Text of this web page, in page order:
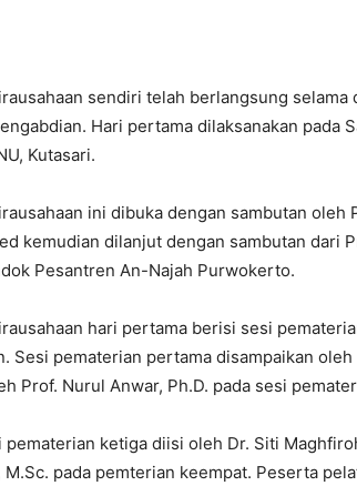
sendiri telah berlangsung selama
Hari pertama dilaksanakan pada
Kutasari.
ini dibuka dengan sambutan oleh
kemudian dilanjut dengan sambutan dari
Pesantren An-Najah Purwokerto.
hari pertama berisi sesi
Sesi pematerian pertama disampaikan oleh
Prof. Nurul Anwar, Ph.D. pada sesi
pematerian ketiga diisi oleh Dr. Siti
M.Sc. pada pemterian keempat. Peserta